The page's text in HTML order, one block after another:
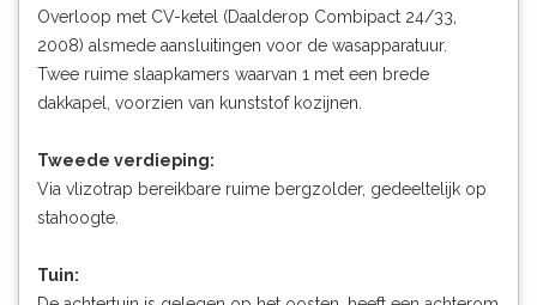
Overloop met CV-ketel (Daalderop Combipact 24/33,
2008) alsmede aansluitingen voor de wasapparatuur.
Twee ruime slaapkamers waarvan 1 met een brede
dakkapel, voorzien van kunststof kozijnen.
Tweede verdieping:
Via vlizotrap bereikbare ruime bergzolder, gedeeltelijk op
stahoogte.
Tuin: